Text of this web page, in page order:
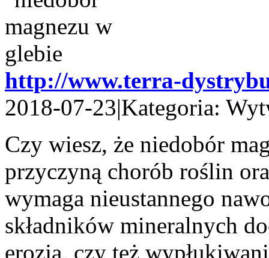
http://www.terra-
2018-07-23|Kategoria:
Czy wiesz, że niedobór
przyczyną chorób roślin
wymaga nieustannego
składników mineralnych
erozja, czy też